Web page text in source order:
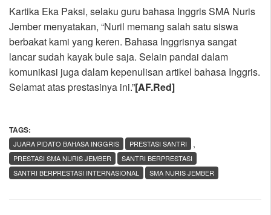
Kartika Eka Paksi, selaku guru bahasa Inggris SMA Nuris
Jember menyatakan, “Nuril memang salah satu siswa
berbakat kami yang keren. Bahasa Inggrisnya sangat
lancar sudah kayak bule saja. Selain pandai dalam
komunikasi juga dalam kepenulisan artikel bahasa Inggris.
Selamat atas prestasinya ini.”[AF.Red]
TAGS:
,
JUARA PIDATO BAHASA INGGRIS
PRESTASI SANTRI
PRESTASI SMA NURIS JEMBER
SANTRI BERPRESTASI
SANTRI BERPRESTASI INTERNASIONAL
SMA NURIS JEMBER